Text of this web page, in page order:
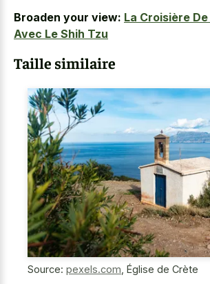
Broaden your view: La Croisière
Avec Le Shih Tzu
Taille similaire
Source: pexels.com Église de Crète